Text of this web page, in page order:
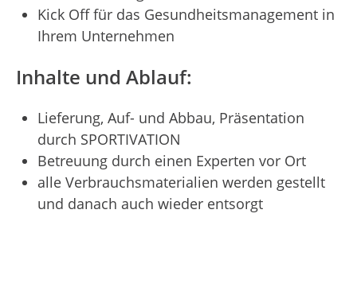
Kick Off für das Gesundheitsmanagement in
Ihrem Unternehmen
Inhalte und Ablauf:
Lieferung, Auf- und Abbau, Präsentation
durch SPORTIVATION
Betreuung durch einen Experten vor Ort
alle Verbrauchsmaterialien werden gestellt
und danach auch wieder entsorgt